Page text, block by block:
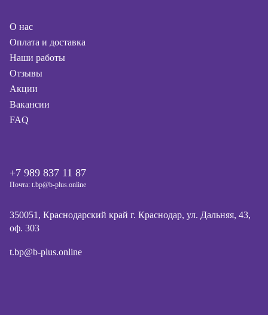
О нас
Оплата и доставка
Наши работы
Отзывы
Акции
Вакансии
FAQ
+7 989 837 11 87
Почта: t.bp@b-plus.online
350051, Краснодарский край г. Краснодар, ул. Дальняя, 43,
оф. 303
t.bp@b-plus.online